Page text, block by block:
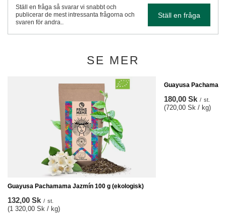
Ställ en fråga så svarar vi snabbt och
publicerar de mest intressanta frågorna och
svaren för andra..
Ställ en fråga
SE MER
Guayusa Pachamama Jazmín 100 g (ekologisk)
132,00 Sk / st.
(1 320,00 Sk / kg)
Guayusa
180,00 Sk / st.
(720,00 Sk / kg)